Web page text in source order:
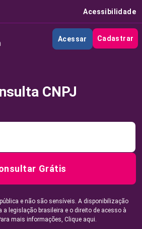
Acessibilidade
Acessar Cadastrar
CNPJ
Grátis
e não são sensíveis. A disponibilização
a legislação brasileira e o direito de acesso à
mais informações, Clique aqui.